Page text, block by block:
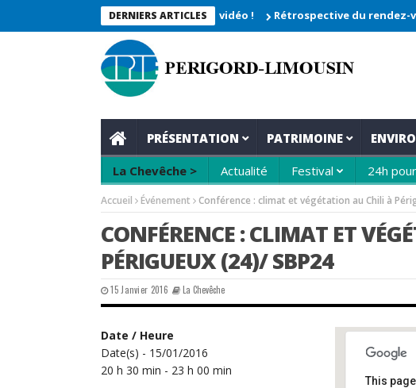
DERNIERS ARTICLES
2026_Les moments enregistrés en vidéo ! Rétrospective du rendez-vous la
PRÉSENTATION PATRIMOINE
La Chevêche > Actualité Festival 24h
Accueil Événement Conférence : climat et végétation au Chili à
CONFÉRENCE : CLIMAT ET
PÉRIGUEUX (24)/ SBP24
15 Janvier 2016 La Chevêche
This
Date / Heure
Date(s) - 15/01/2016
20 h 30 min - 23 h 00 min